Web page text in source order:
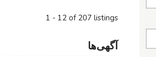
1 - 12 of 207 listings
آگهی‌ها